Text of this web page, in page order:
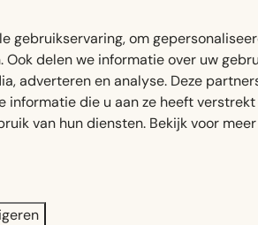
de ideale, rustige thuisbasis
gebruikservaring, om
delen we informatie over uw
adverteren en analyse. Deze
informatie die u aan ze heeft
van hun diensten. Bekijk voor